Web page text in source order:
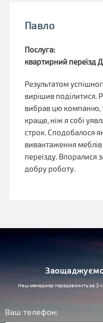
Павло
Послуга:
квартирний переїзд
Результатом
вирішив поділитися.
вибрав цю
краще, ніж я собі
строк. Сподобалося
вивантаження меблів
переїзду. Впоралися
добру роботу.
Наш менеджер передзвонить за 2-і
Ваш телефон: